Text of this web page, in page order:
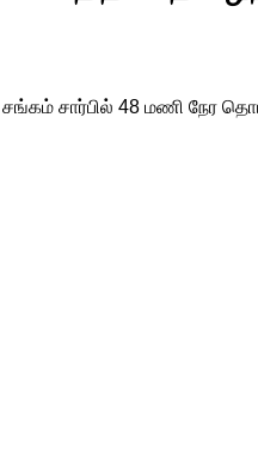
சார்பில் 48 மணி நேர